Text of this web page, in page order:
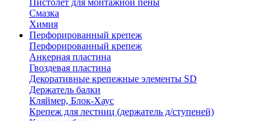
Пистолет для монтажной пены
Смазка
Химия
Перфорированный крепеж
Перфорированный крепеж
Анкерная пластина
Гвоздевая пластина
Декоративные крепежные элементы SD
Держатель балки
Кляймер, Блок-Хаус
Крепеж для лестниц (держатель д/ступеней)